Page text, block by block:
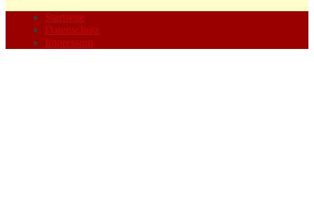
Startseite
Datenschutz
Impressum